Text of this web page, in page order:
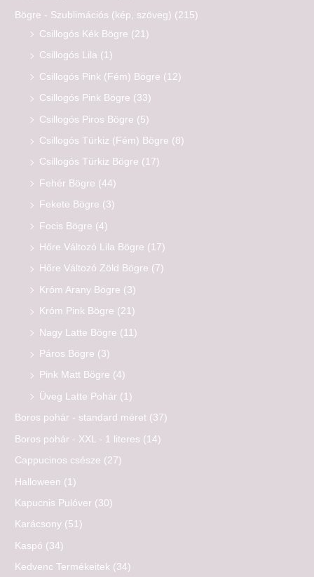
Bögre - Szublimációs (kép, szöveg) (215)
Csillogós Kék Bögre (21)
Csillogós Lila (1)
Csillogós Pink (Fém) Bögre (12)
Csillogós Pink Bögre (33)
Csillogós Piros Bögre (5)
Csillogós Türkiz (Fém) Bögre (8)
Csillogós Türkiz Bögre (17)
Fehér Bögre (44)
Fekete Bögre (3)
Focis Bögre (4)
Hőre Változó Lila Bögre (17)
Hőre Változó Zöld Bögre (7)
Króm Arany Bögre (3)
Króm Pink Bögre (21)
Nagy Latte Bögre (11)
Páros Bögre (3)
Pink Matt Bögre (4)
Üveg Latte Pohár (1)
Boros pohár - standard méret (37)
Boros pohár - XXL - 1 literes (14)
Cappucinos csésze (27)
Halloween (1)
Kapucnis Pulóver (30)
Karácsony (51)
Kaspó (34)
Kedvenc Termékeitek (34)